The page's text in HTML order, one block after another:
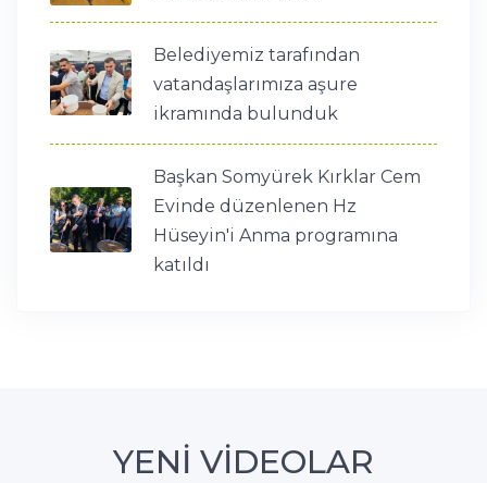
Belediyemiz tarafından
vatandaşlarımıza aşure
ikramında bulunduk
Başkan Somyürek Kırklar Cem
Evinde düzenlenen Hz
Hüseyin'i Anma programına
katıldı
YENİ VİDEOLAR